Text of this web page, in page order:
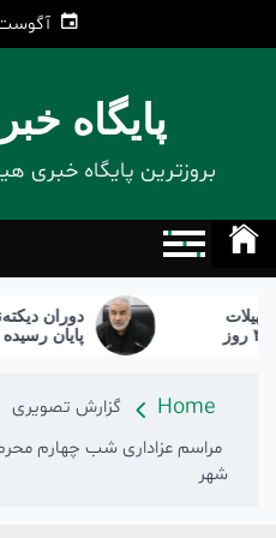
آگوست 9,
پایگاه
بروزترین پایگاه‌ خبری
دوران دیکته‌نویسی
پایان رسیده است
Home
گزارش تصویری
مراسم عزاداری شب چهارم
شهر